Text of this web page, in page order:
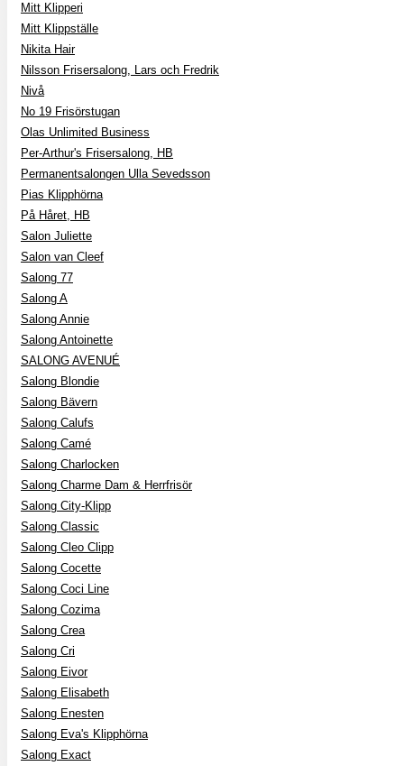
Mitt Klipperi
Mitt Klippställe
Nikita Hair
Nilsson Frisersalong, Lars och Fredrik
Nivå
No 19 Frisörstugan
Olas Unlimited Business
Per-Arthur's Frisersalong, HB
Permanentsalongen Ulla Sevedsson
Pias Klipphörna
På Håret, HB
Salon Juliette
Salon van Cleef
Salong 77
Salong A
Salong Annie
Salong Antoinette
SALONG AVENUÉ
Salong Blondie
Salong Bävern
Salong Calufs
Salong Camé
Salong Charlocken
Salong Charme Dam & Herrfrisör
Salong City-Klipp
Salong Classic
Salong Cleo Clipp
Salong Cocette
Salong Coci Line
Salong Cozima
Salong Crea
Salong Cri
Salong Eivor
Salong Elisabeth
Salong Enesten
Salong Eva's Klipphörna
Salong Exact